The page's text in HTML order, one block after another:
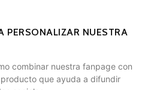
PERSONALIZAR NUESTRA
combinar nuestra fanpage con
que ayuda a difundir